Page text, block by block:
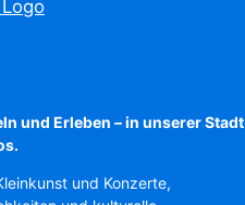
und Erleben – in unserer Stadt
und Konzerte,